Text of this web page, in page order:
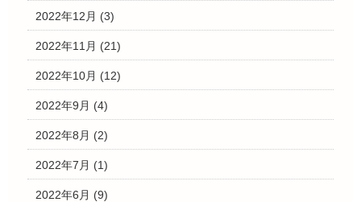
2022年12月 (3)
2022年11月 (21)
2022年10月 (12)
2022年9月 (4)
2022年8月 (2)
2022年7月 (1)
2022年6月 (9)